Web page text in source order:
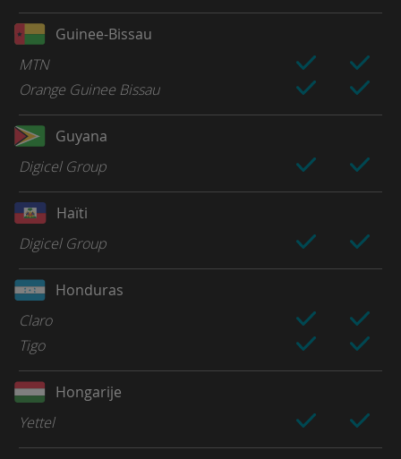
Guinee-Bissau
MTN
Orange Guinee Bissau
Guyana
Digicel Group
Haïti
Digicel Group
Honduras
Claro
Tigo
Hongarije
Yettel